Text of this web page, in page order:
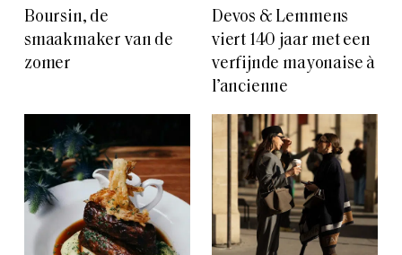
Boursin, de
smaakmaker van de
zomer
Devos & Lemmens
viert 140 jaar met een
verfijnde mayonaise à
l’ancienne